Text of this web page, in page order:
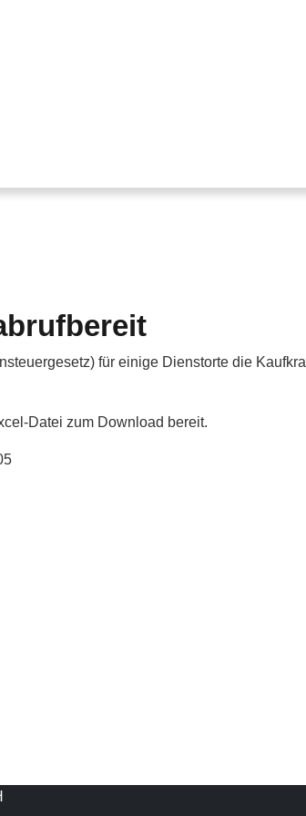
für einige Dienstorte die
Datei zum Download bereit.